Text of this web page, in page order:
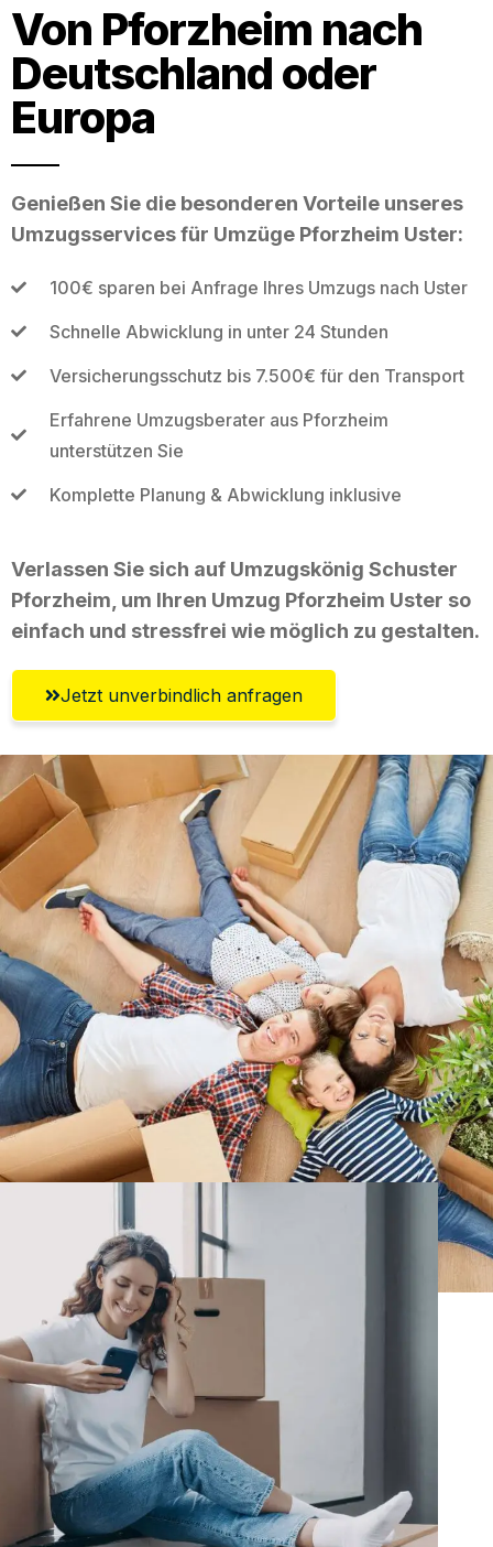
Von Pforzheim nach
Deutschland oder
Europa
Genießen Sie die besonderen Vorteile unseres
Umzugsservices für Umzüge Pforzheim Uster:
100€ sparen bei Anfrage Ihres Umzugs nach Uster
Schnelle Abwicklung in unter 24 Stunden
Versicherungsschutz bis 7.500€ für den Transport
Erfahrene Umzugsberater aus Pforzheim
unterstützen Sie
Komplette Planung & Abwicklung inklusive
Verlassen Sie sich auf Umzugskönig Schuster
Pforzheim, um Ihren Umzug Pforzheim Uster so
einfach und stressfrei wie möglich zu gestalten.
Jetzt unverbindlich anfragen